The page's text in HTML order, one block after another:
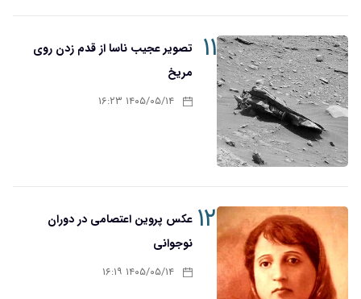
۱۱
تصویر عجیب ناسا از قدم زدن روی
مریخ
۱۴۰۵/۰۵/۱۴ ۱۶:۲۳
۱۲ عکس پروین اعتصامی در دوران
نوجوانی
۱۴۰۵/۰۵/۱۴ ۱۶:۱۹